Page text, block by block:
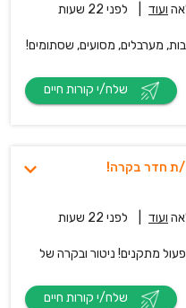
ועוד לפני 22 שעות
מערבלים, מסועים, שסתומים!
/ת חדר בקרה!
ועוד לפני 22 שעות
מתקנים! ניטור ובקרה של